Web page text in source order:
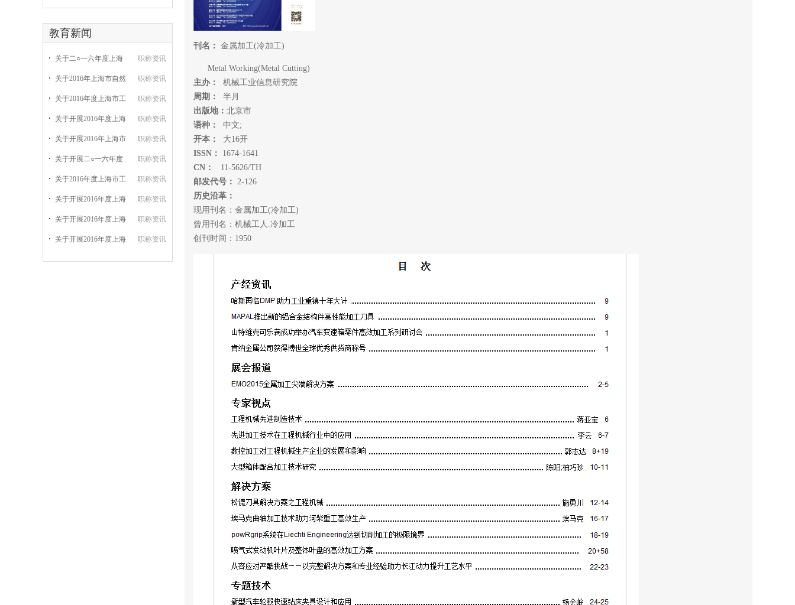
教育新闻
关于二○一六年度上海 职称资讯
关于2016年上海市自然 职称资讯
关于2016年度上海市工 职称资讯
关于开展2016年度上海 职称资讯
关于开展2016年上海市 职称资讯
关于开展二○一六年度 职称资讯
关于2016年度上海市工 职称资讯
关于开展2016年度上海 职称资讯
关于开展2016年度上海 职称资讯
关于开展2016年度上海 职称资讯
刊名： 金属加工(冷加工)
Metal Working(Metal Cutting)
主办：
机械工业信息研究院
周期：
半月
出版地： 北京市
语种：
中文;
开本：
大16开
ISSN：
1674-1641
CN：
11-5626/TH
邮发代号： 2-126
历史沿革：
现用刊名：金属加工(冷加工)
曾用刊名：机械工人.冷加工
创刊时间：1950